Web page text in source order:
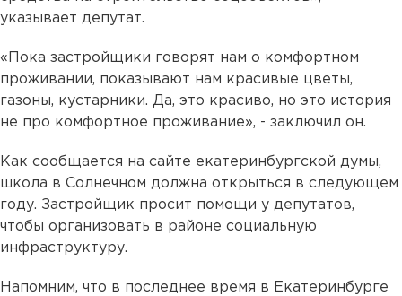
указывает депутат.
«Пока застройщики говорят нам о комфортном
проживании, показывают нам красивые цветы,
газоны, кустарники. Да, это красиво, но это история
не про комфортное проживание», - заключил он.
Как сообщается на сайте екатеринбургской думы,
школа в Солнечном должна открыться в следующем
году. Застройщик просит помощи у депутатов,
чтобы организовать в районе социальную
инфраструктуру.
Напомним, что в последнее время в Екатеринбурге